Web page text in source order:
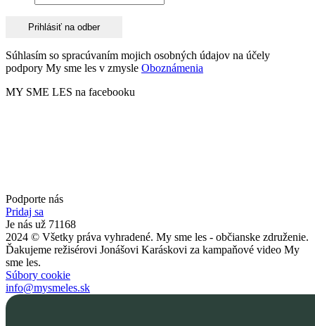
Súhlasím so spracúvaním mojich osobných údajov na účely
podpory My sme les v zmysle Oboznámenia
MY SME LES na facebooku
Podporte nás
Pridaj sa
Je nás už 71168
2024 © Všetky práva vyhradené. My sme les - občianske združenie.
Ďakujeme režisérovi Jonášovi Karáskovi za kampaňové video My
sme les.
Súbory cookie
info@mysmeles.sk